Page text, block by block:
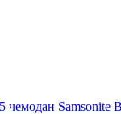
чемодан Samsonite